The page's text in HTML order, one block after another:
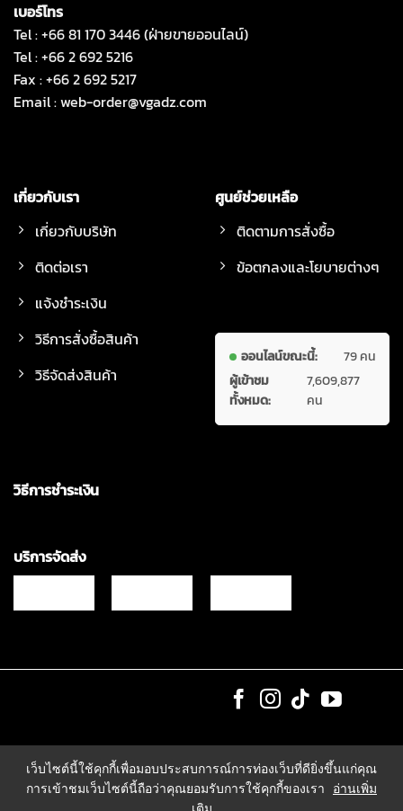
เบอร์โทร
Tel : +66 81 170 3446 (ฝ่ายขายออนไลน์)
Tel : +66 2 692 5216
Fax : +66 2 692 5217
Email :web-order@vgadz.com
เกี่ยวกับเรา
เกี่ยวกับบริษัท
ติดต่อเรา
แจ้งชำระเงิน
วิธีการสั่งซื้อสินค้า
วิธีจัดส่งสินค้า
ศูนย์ช่วยเหลือ
ติดตามการสั่งซื้อ
ข้อตกลงและโยบายต่างๆ
ออนไลน์ขณะนี้:
79 คน
ผู้เข้าชม
ทั้งหมด:
7,609,877
คน
วิธีการชำระเงิน
บริการจัดส่ง
เว็บไซต์นี้ใช้คุกกี้เพื่อมอบประสบการณ์การท่องเว็บที่ดียิ่งขึ้นแก่คุณ
การเข้าชมเว็บไซต์นี้ถือว่าคุณยอมรับการใช้คุกกี้ของเรา
อ่านเพิ่ม
เติม